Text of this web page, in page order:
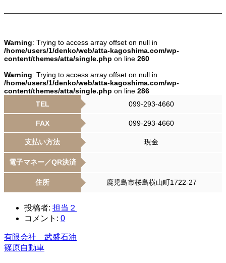
Warning: Trying to access array offset on null in
/home/users/1/denko/web/atta-kagoshima.com/wp-
content/themes/atta/single.php on line 260
Warning: Trying to access array offset on null in
/home/users/1/denko/web/atta-kagoshima.com/wp-
content/themes/atta/single.php on line 286
TEL
099-293-4660
FAX 099-293-4660
支払い方法 現金
電子マネー／QR決済
住所 鹿児島市桜島横山町1722-27
投稿者: 担当２
コメント: 0
有限会社 武盛石油
篠原自動車